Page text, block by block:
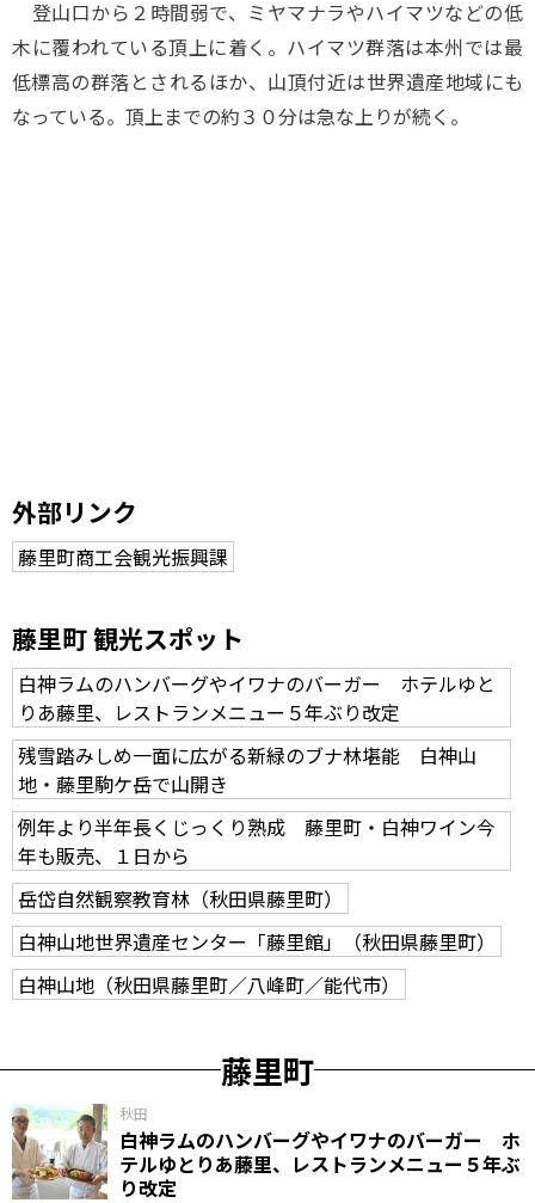
登山口から２時間弱で、ミヤマナラやハイマツなどの低
木に覆われている頂上に着く。ハイマツ群落は本州では最
低標高の群落とされるほか、山頂付近は世界遺産地域にも
なっている。頂上までの約３０分は急な上りが続く。
外部リンク
藤里町商工会観光振興課
藤里町 観光スポット
白神ラムのハンバーグやイワナのバーガー ホテルゆと
りあ藤里、レストランメニュー５年ぶり改定
残雪踏みしめ一面に広がる新緑のブナ林堪能 白神山
地・藤里駒ケ岳で山開き
例年より半年長くじっくり熟成 藤里町・白神ワイン今
年も販売、１日から
岳岱自然観察教育林（秋田県藤里町）
白神山地世界遺産センター「藤里館」（秋田県藤里町）
白神山地（秋田県藤里町／八峰町／能代市）
藤里町
秋田
白神ラムのハンバーグやイワナのバーガー ホ
テルゆとりあ藤里、レストランメニュー５年ぶ
り改定